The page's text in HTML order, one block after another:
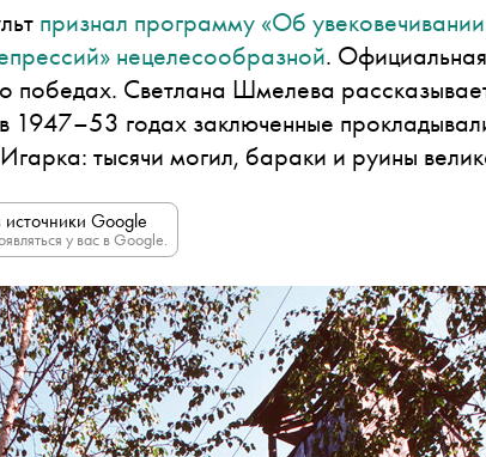
признал программу «Об
нецелесообразной.
о победах. Светлана Шмелева
1947–53 годах заключенные
тысячи могил, бараки и руины
Google
у вас в Google.